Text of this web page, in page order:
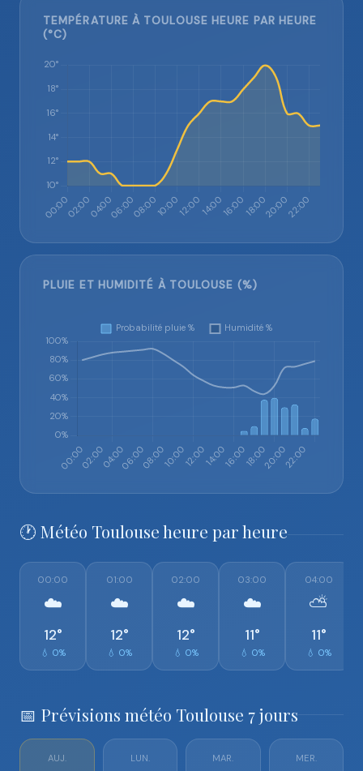
TEMPÉRATURE À TOULOUSE HEURE PAR HEURE
(°C)
PLUIE ET HUMIDITÉ À TOULOUSE (%)
🕐 Météo Toulouse heure par heure
00:00
☁️
12°
💧 0%
01:00
☁️
12°
💧 0%
02:00
☁️
12°
💧 0%
03:00
☁️
11°
💧 0%
04:00
⛅
11°
💧 0%
📅 Prévisions météo Toulouse 7 jours
AUJ. LUN. MAR. MER.